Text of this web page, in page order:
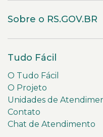
Sobre o RS.GOV.BR
Tudo Fácil
O Tudo Fácil
O Projeto
Unidades de
Contato
Chat de Atendimento